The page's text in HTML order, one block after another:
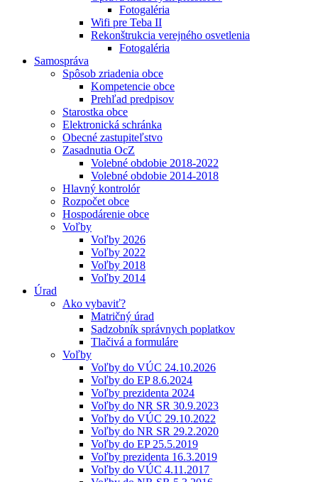
Fotogaléria
Wifi pre Teba II
Rekonštrukcia verejného osvetlenia
Fotogaléria
Samospráva
Spôsob zriadenia obce
Kompetencie obce
Prehľad predpisov
Starostka obce
Elektronická schránka
Obecné zastupiteľstvo
Zasadnutia OcZ
Volebné obdobie 2018-2022
Volebné obdobie 2014-2018
Hlavný kontrolór
Rozpočet obce
Hospodárenie obce
Voľby
Voľby 2026
Voľby 2022
Voľby 2018
Voľby 2014
Úrad
Ako vybaviť?
Matričný úrad
Sadzobník správnych poplatkov
Tlačivá a formuláre
Voľby
Voľby do VÚC 24.10.2026
Voľby do EP 8.6.2024
Voľby prezidenta 2024
Voľby do NR SR 30.9.2023
Voľby do VÚC 29.10.2022
Voľby do NR SR 29.2.2020
Voľby do EP 25.5.2019
Voľby prezidenta 16.3.2019
Voľby do VÚC 4.11.2017